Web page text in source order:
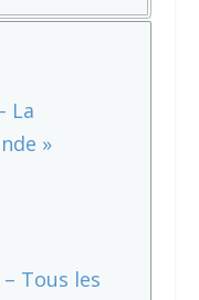
La
»
Tous les